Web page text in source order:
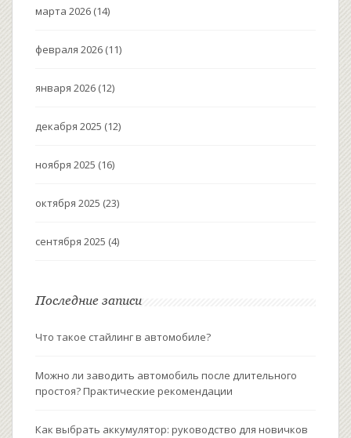
марта 2026 (14)
февраля 2026 (11)
января 2026 (12)
декабря 2025 (12)
ноября 2025 (16)
октября 2025 (23)
сентября 2025 (4)
Последние записи
Что такое стайлинг в автомобиле?
Можно ли заводить автомобиль после длительного
простоя? Практические рекомендации
Как выбрать аккумулятор: руководство для новичков